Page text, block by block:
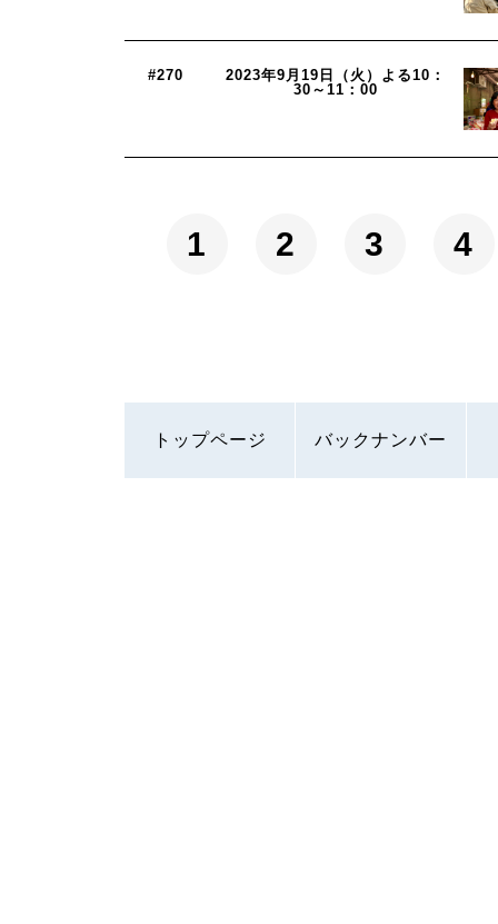
#270
2023年9月19日（火）よる10：
30～11：00
1 2 3 4
トップページ バックナンバー